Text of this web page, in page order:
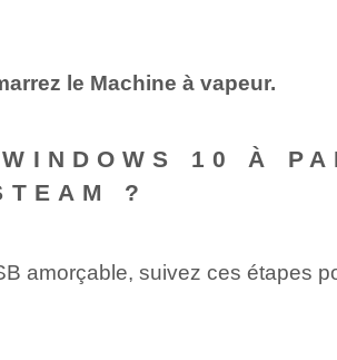
le Machine à vapeur.
10 À
?
amorçable, suivez ces étapes